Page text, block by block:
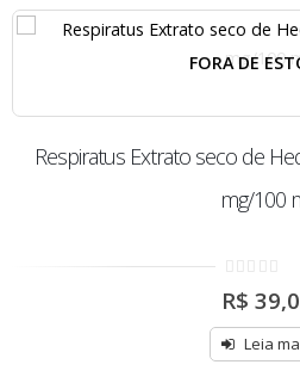
FORA DE
Respiratus Extrato seco de
mg/100
0
out
5
R$
Leia